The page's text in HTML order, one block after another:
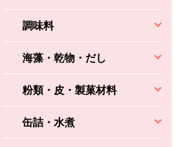
調味料
海藻・乾物・だし
粉類・皮・製菓材料
缶詰・水煮